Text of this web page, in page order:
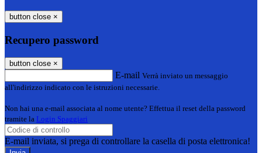
button close ×
Recupero password
button close ×
E-mail Verrà inviato un messaggio
all'indirizzo indicato con le istruzioni necessarie.
Non hai una e-mail associata al nome utente? Effettua il reset della password
tramite la Login Spaggiari
E-mail inviata, si prega di controllare la casella di posta elettronica!